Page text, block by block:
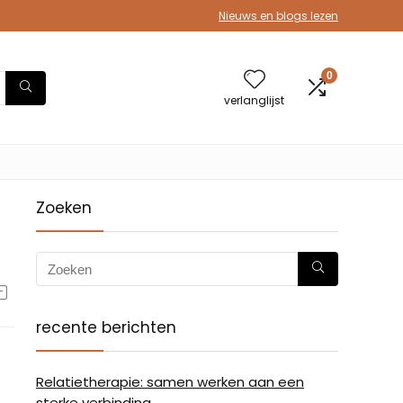
Nieuws en blogs lezen
verlanglijst
0
Zoeken
recente berichten
Relatietherapie: samen werken aan een